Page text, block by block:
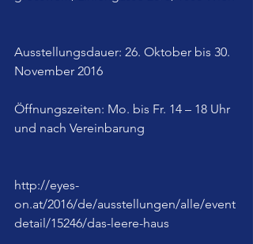
Ausstellungsdauer: 26. Oktober bis 30.
November 2016
Öffnungszeiten: Mo. bis Fr. 14 – 18 Uhr
und nach Vereinbarung
http://eyes-
on.at/2016/de/ausstellungen/alle/event
detail/15246/das-leere-haus